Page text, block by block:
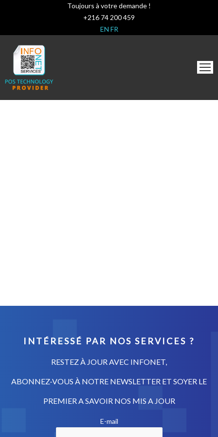
Toujours à votre demande !
+216 74 200 459
EN FR
INTÉRESSÉ PAR NOS SERVICES ?
RESTEZ À JOUR AVEC INFONET,
ABONNEZ-VOUS À NOTRE NEWSLETTER ET SOYER LE
PREMIER A SAVOIR NOS MIS A JOUR
E-mail